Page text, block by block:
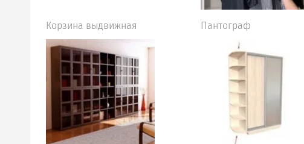
Корзина выдвижная Пантограф